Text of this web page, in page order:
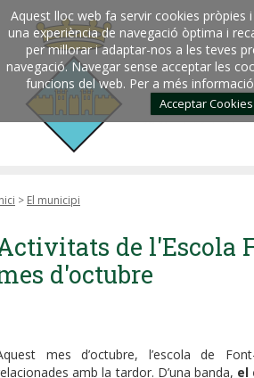
Aquest lloc web fa servir cookies pròpies
una experiència de navegació òptima i
per millorar i adaptar-nos a les teves
navegació. Navegar sense acceptar les
funcions del web. Per a més
Acceptar Cookies
> El municipi
de l'Escola
d'octubre
mes d’octubre, l’escola de
amb la tardor. D’una banda, el